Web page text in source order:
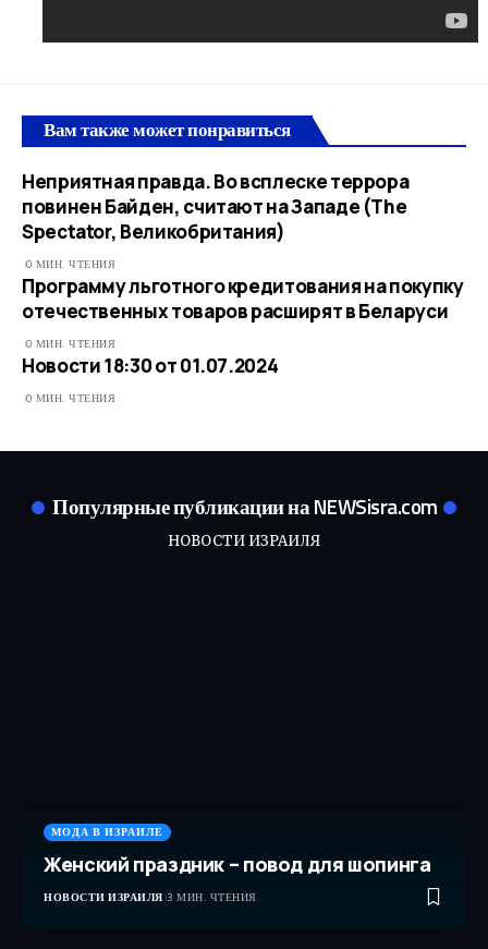
Вам также может понравиться
Неприятная правда. Во всплеске террора
повинен Байден, считают на Западе (The
Spectator, Великобритания)
0 МИН. ЧТЕНИЯ
Программу льготного кредитования на покупку
отечественных товаров расширят в Беларуси
0 МИН. ЧТЕНИЯ
Новости 18:30 от 01.07.2024
0 МИН. ЧТЕНИЯ
Популярные публикации на NEWSisra.com
НОВОСТИ ИЗРАИЛЯ
МОДА В ИЗРАИЛЕ
Женский праздник – повод для шопинга
НОВОСТИ ИЗРАИЛЯ 3 МИН. ЧТЕНИЯ